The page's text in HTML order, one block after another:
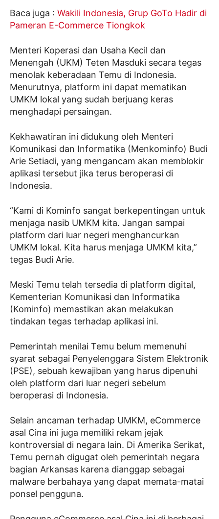
Baca juga : Wakili Indonesia, Grup GoTo Hadir di
Pameran E-Commerce Tiongkok
Menteri Koperasi dan Usaha Kecil dan
Menengah (UKM) Teten Masduki secara tegas
menolak keberadaan Temu di Indonesia.
Menurutnya, platform ini dapat mematikan
UMKM lokal yang sudah berjuang keras
menghadapi persaingan.
Kekhawatiran ini didukung oleh Menteri
Komunikasi dan Informatika (Menkominfo) Budi
Arie Setiadi, yang mengancam akan memblokir
aplikasi tersebut jika terus beroperasi di
Indonesia.
“Kami di Kominfo sangat berkepentingan untuk
menjaga nasib UMKM kita. Jangan sampai
platform dari luar negeri menghancurkan
UMKM lokal. Kita harus menjaga UMKM kita,”
tegas Budi Arie.
Meski Temu telah tersedia di platform digital,
Kementerian Komunikasi dan Informatika
(Kominfo) memastikan akan melakukan
tindakan tegas terhadap aplikasi ini.
Pemerintah menilai Temu belum memenuhi
syarat sebagai Penyelenggara Sistem Elektronik
(PSE), sebuah kewajiban yang harus dipenuhi
oleh platform dari luar negeri sebelum
beroperasi di Indonesia.
Selain ancaman terhadap UMKM, eCommerce
asal Cina ini juga memiliki rekam jejak
kontroversial di negara lain. Di Amerika Serikat,
Temu pernah digugat oleh pemerintah negara
bagian Arkansas karena dianggap sebagai
malware berbahaya yang dapat memata-matai
ponsel pengguna.